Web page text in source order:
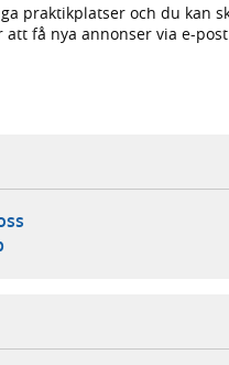
praktikplatser och du kan
få nya annonser via e-post.